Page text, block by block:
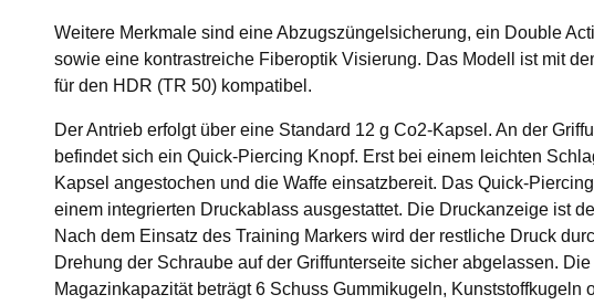
Weitere Merkmale sind eine Abzugszüngelsicherung, ein Double
sowie eine kontrastreiche Fiberoptik Visierung. Das Modell ist mit
für den HDR (TR 50) kompatibel.
Der Antrieb erfolgt über eine Standard 12 g Co2-Kapsel. An der
befindet sich ein Quick-Piercing Knopf. Erst bei einem leichten
Kapsel angestochen und die Waffe einsatzbereit. Das Quick-
einem integrierten Druckablass ausgestattet. Die Druckanzeige ist
Nach dem Einsatz des Training Markers wird der restliche Druck
Drehung der Schraube auf der Griffunterseite sicher abgelassen. Die
Magazinkapazität beträgt 6 Schuss Gummikugeln, Kunststoffkugeln